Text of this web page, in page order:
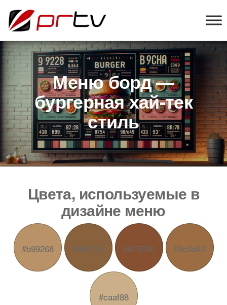
конструктор
слайд-шоу
для
телевизоров
Меню борд —
бургерная хай-тек
стиль
Цвета, используемые в
дизайне меню
#b99268 #89613c #875030 #9c6d43
#caaf88